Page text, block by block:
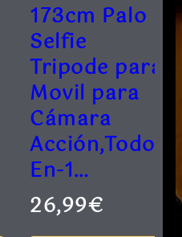
173cm Palo
Selfie
Tripode para
Movil para
Cámara
Acción,Todo-
En-1…
26,99€